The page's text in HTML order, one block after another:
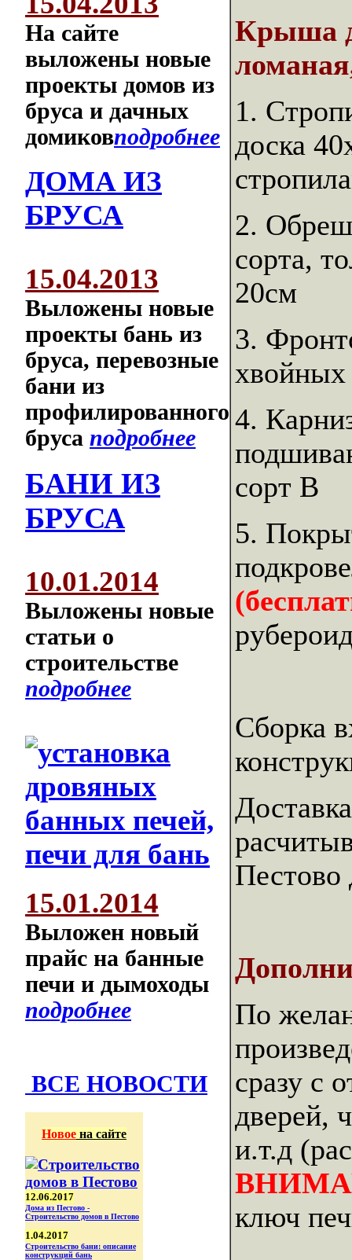
На сайте
выложены новые
проекты домов из
бруса и дачных
домиковподробнее
ДОМА ИЗ
БРУСА
15.04.2013
Выложены новые
проекты бань из
бруса, перевозные
бани из
профилированного
бруса подробнее
БАНИ ИЗ
БРУСА
10.01.2014
Выложены новые
статьи о
строительстве
подробнее
15.01.2014
Выложен новый
прайс на банные
печи и дымоходы
подробнее
ВСЕ НОВОСТИ
Новое на сайте
12.06.2017
Дома из Пестово -
Строительство домов в Пестово
1.04.2017
Строительство бани: описание
конструкций бань
Крыша
1.
доска
2.
сорта,
20см
3.
хвойных
4.
сорт В
5.
Сборка
Пестово
По
сразу с
дверей,
и.т.д
ключ